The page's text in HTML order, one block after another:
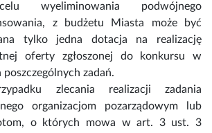
wyeliminowania podwójnego
z budżetu Miasta może być
tylko jedna dotacja na realizację
oferty zgłoszonej do konkursu w
poszczególnych zadań.
zlecania realizacji zadania
organizacjom pozarządowym lub
o których mowa w art. 3 ust. 3